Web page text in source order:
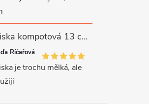
Miska kompotová 13 cm, bílý porcelán, Verona, G. Benedikt
Říčařová
je trochu mělká, ale